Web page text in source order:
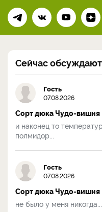
Сейчас обсуждают
Гость
07.08.2026
Сорт дюка Чудо-вишня
и наконец то
полмидор...
Гость
07.08.2026
Сорт дюка Чудо-вишня
не было у меня никогда...